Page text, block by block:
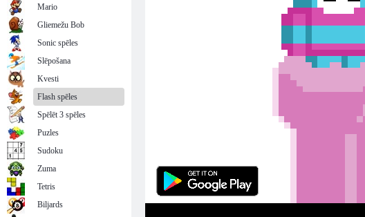
Mario
Gliemežu Bob
Sonic spēles
Slēpošana
Kvesti
Flash spēles
Spēlēt 3 spēles
Puzles
Sudoku
Zuma
Tetris
Biljards